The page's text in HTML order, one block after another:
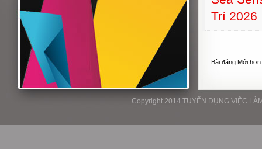
Trí 2026
Bài đăng Mới hơn
Copyright 2014 TUYỂN DỤNG VIỆC